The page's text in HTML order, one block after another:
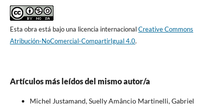
Esta obra está bajo una licencia internacionalCreative Commons
Atribución-NoComercial-CompartirIgual 4.0.
Artículos más leídos del mismo autor/a
Michel Justamand, Suelly Amâncio Martinelli, Gabriel